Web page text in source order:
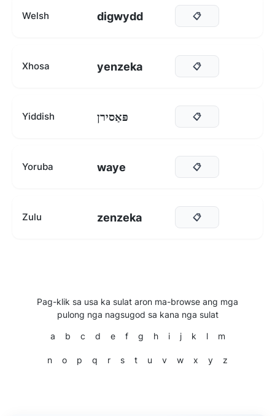
Welsh digwydd 📋
Xhosa yenzeka 📋
Yiddish פּאַסירן 📋
Yoruba waye 📋
Zulu zenzeka 📋
Pag-klik sa usa ka sulat aron ma-browse ang mga
pulong nga nagsugod sa kana nga sulat
a b c d e f g h i j k l m
n o p q r s t u v w x y z